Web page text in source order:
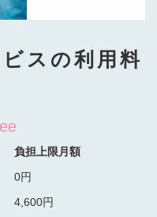
スの利用料
負担上限月額
0円
4,600円